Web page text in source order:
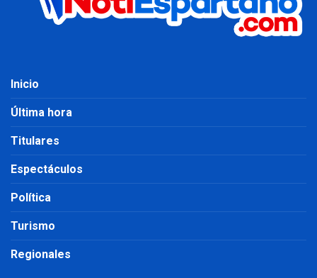
Inicio
Última hora
Titulares
Espectáculos
Política
Turismo
Regionales